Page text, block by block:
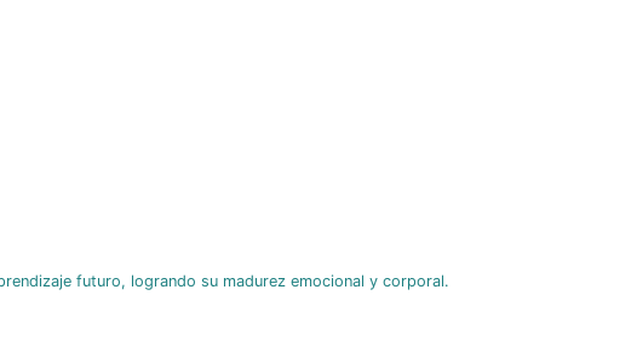
futuro, logrando su madurez emocional y corporal.